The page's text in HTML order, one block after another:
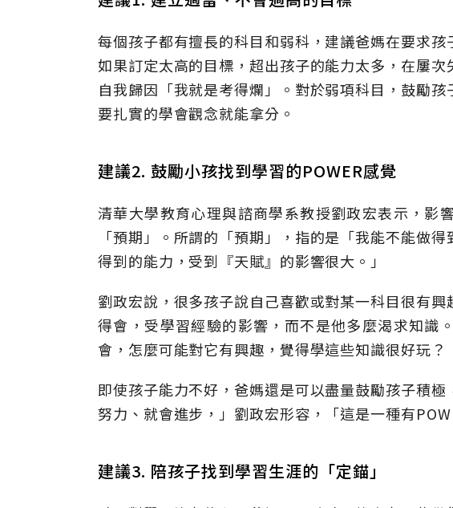
每個孩子都有擅長的科目和弱科，建議爸媽在要求孩
如果訂定太高的目標，超出孩子的能力太多，在屢
自我歸因「我就是考得爛」。對於弱項科目，鼓勵
要扎實的學會觀念就能拿分。
建議2. 鼓勵小孩找到學習的POWER感覺
清華大學教育心理與諮商學系教授劉政宏表示，影
「預期」。所謂的「預期」，指的是「我能不能做
得到的能力，受到『天賦』的影響很大。」
劉政宏說，很多孩子說自己喜歡或對某一科目很有
得會，受學習經驗的影響，而不是他多麼渴求知識
會，怎麼可能對它有興趣，覺得學這些知識很好玩？
即使孩子能力不好，爸媽還是可以盡量鼓勵孩子積
努力、就會進步，」劉政宏形容，「這是一種有
建議3. 陪孩子找到學習生涯的「定錨」